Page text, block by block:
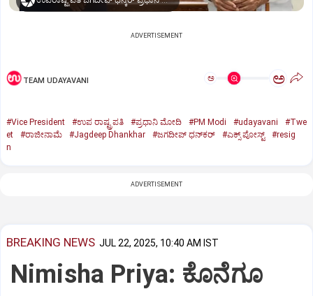
ADVERTISEMENT
TEAM UDAYAVANI ಅ ಅ
#Vice President #ಉಪ ರಾಷ್ಟ್ರಪತಿ #ಪ್ರಧಾನಿ ಮೋದಿ #PM Modi #udayavani
#Twe
et
#ರಾಜೀನಾಮೆ #Jagdeep Dhankhar #ಜಗದೀಪ್‌ ಧನ್‌ಕರ್‌ #ಎಕ್ಸ್‌ ಪೋಸ್ಟ್
#resig
n
ADVERTISEMENT
BREAKING NEWS JUL 22, 2025, 10:40 AM IST
Nimisha Priya: ಕೊನೆಗೂ